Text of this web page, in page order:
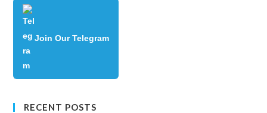
Join Our Telegram
RECENT POSTS